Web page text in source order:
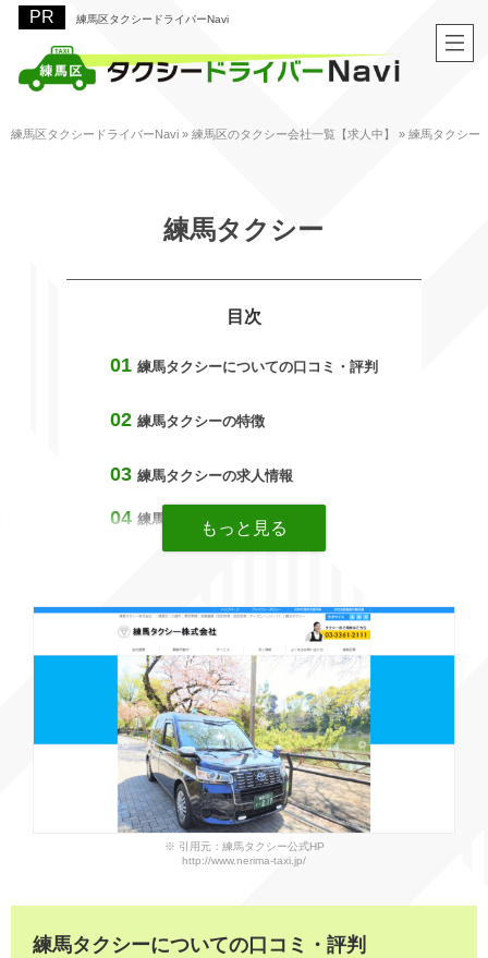
練馬区タクシードライバーNavi
練馬区タクシードライバーNavi » 練馬区のタクシー会社一覧【求人中】 » 練馬タクシー
練馬タクシー
練馬タクシーについての口コミ・評判
練馬タクシーの特徴
練馬タクシーの求人情報
練馬タクシーの会社紹介動画
※ 引用元：練馬タクシー公式HP
http://www.nerima-taxi.jp/
練馬タクシーについての口コミ・評判